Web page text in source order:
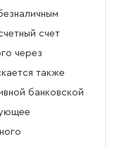
счет
через
также
банковской